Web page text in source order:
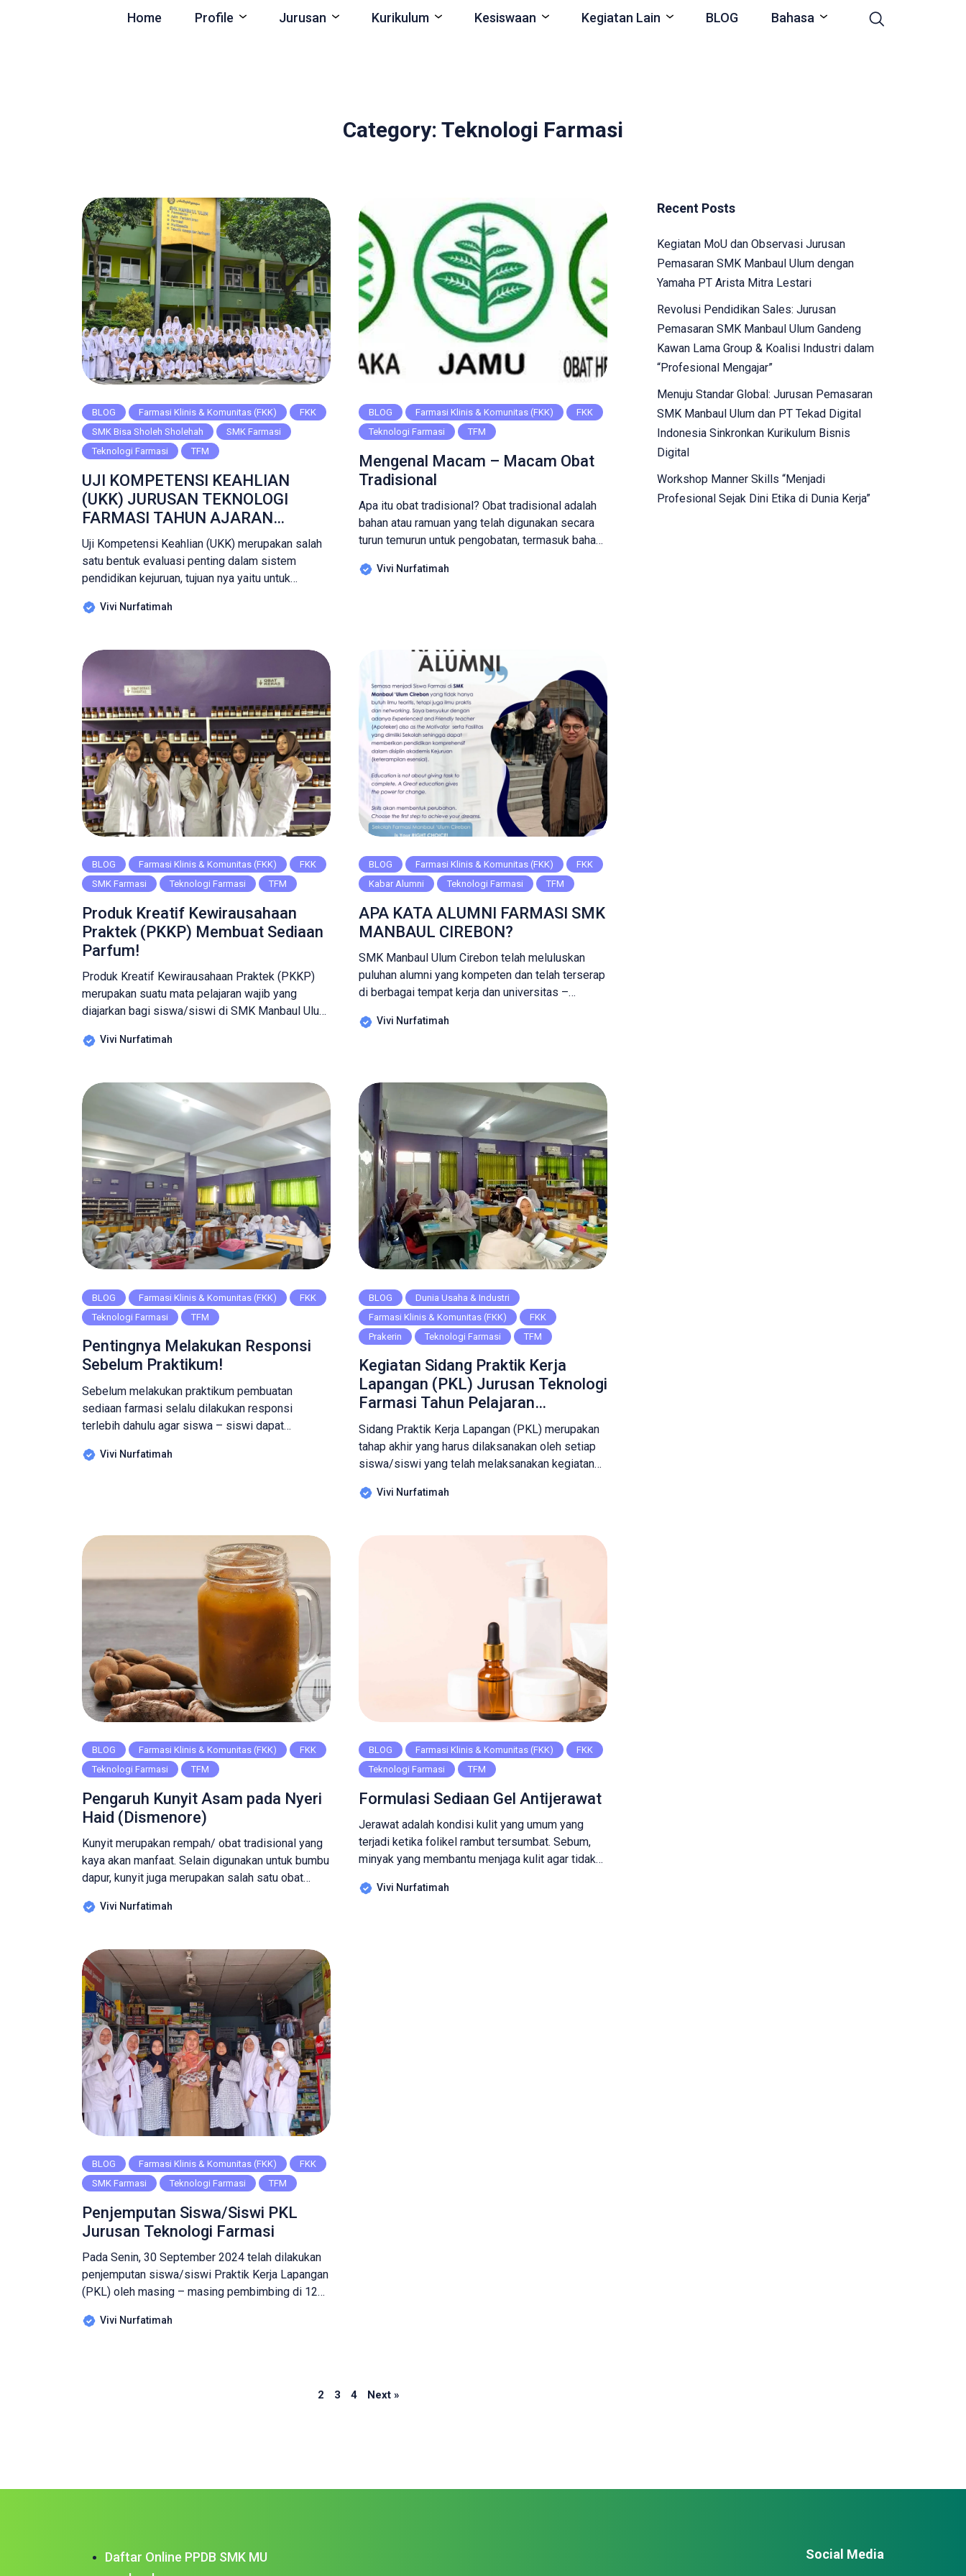
Home Profile Jurusan Kurikulum Kesiswaan Kegiatan Lain BLOG Bahasa
Category: Teknologi Farmasi
BLOG Farmasi Klinis & Komunitas (FKK)
FKK
SMK Bisa Sholeh Sholehah
SMK Farmasi
Teknologi Farmasi
TFM
UJI KOMPETENSI KEAHLIAN
(UKK) JURUSAN TEKNOLOGI
FARMASI TAHUN AJARAN
2024/2025
Uji Kompetensi Keahlian (UKK) merupakan salah
satu bentuk evaluasi penting dalam sistem
pendidikan kejuruan, tujuan nya yaitu untuk
masa pembelajaran. Pada Tahun Ajaran
Manbaul Ulum kembali menyelenggarakan UKK
sebagai langkah akhir dalam menilai kesiapan
siswa untuk terjun ke dunia kerja maupun
melanjutkan pendidikan ke […]
Vivi Nurfatimah
BLOG Farmasi Klinis & Komunitas (FKK)
FKK
Teknologi Farmasi
TFM
Mengenal Macam – Macam Obat
Tradisional
Apa itu obat tradisional? Obat tradisional adalah
bahan atau ramuan yang telah digunakan secara
turun temurun untuk pengobatan, termasuk bahan
(galenik), atau campuran dari bahan-bahan
seperti jamu. […]
Vivi Nurfatimah
BLOG Farmasi Klinis & Komunitas (FKK)
FKK
SMK Farmasi
Teknologi Farmasi TFM
Produk Kreatif Kewirausahaan
Praktek (PKKP) Membuat Sediaan
Parfum!
Produk Kreatif Kewirausahaan Praktek (PKKP)
merupakan suatu mata pelajaran wajib yang
diajarkan bagi siswa/siswi di SMK Manbaul Ulum
pelajaran ini memberikan wadah dan ruang bagi
dan inovasi untuk dapat berwirausaha. Di Sekolah
Menengah Kejuruan, selain memberi bekal
kepada siswa/siswi untuk belajar […]
Vivi Nurfatimah
BLOG Farmasi Klinis & Komunitas (FKK)
FKK
Kabar Alumni
Teknologi Farmasi TFM
APA KATA ALUMNI FARMASI SMK
MANBAUL CIREBON?
SMK Manbaul Ulum Cirebon telah meluluskan
puluhan alumni yang kompeten dan telah terserap
di berbagai tempat kerja dan universitas –
mereka yang berwirausaha/ memiliki perusahaan
sarana belajar yang sangat kompeten dalam
melakukan […]
Vivi Nurfatimah
BLOG Farmasi Klinis & Komunitas (FKK)
FKK
Teknologi Farmasi
TFM
Pentingnya Melakukan Responsi
Sebelum Praktikum!
Sebelum melakukan praktikum pembuatan
sediaan farmasi selalu dilakukan responsi
terlebih dahulu agar siswa – siswi dapat
praktikan. Apakah teman – teman sudah tau
Vivi Nurfatimah
BLOG
Dunia Usaha & Industri
Farmasi Klinis & Komunitas (FKK)
FKK
Prakerin
Teknologi Farmasi TFM
Kegiatan Sidang Praktik Kerja
Lapangan (PKL) Jurusan Teknologi
Farmasi Tahun Pelajaran
2024/2025
Sidang Praktik Kerja Lapangan (PKL) merupakan
tahap akhir yang harus dilaksanakan oleh setiap
siswa/siswi yang telah melaksanakan kegiatan
peserta yang telah mengikuti kegiatan PKL akan
yang telah mereka dapatkan selama PKL. Pada
tanggal 22 s/d 23 Oktober 2024, telah […]
Vivi Nurfatimah
BLOG Farmasi Klinis & Komunitas (FKK)
FKK
Teknologi Farmasi
TFM
Pengaruh Kunyit Asam pada Nyeri
Haid (Dismenore)
Kunyit merupakan rempah/ obat tradisional yang
kaya akan manfaat. Selain digunakan untuk bumbu
dapur, kunyit juga merupakan salah satu obat
dahulu oleh masyarakat untuk mengatasi berbagai
haid/ dismenore. Apa itu dismenore?
Dysmenorrhea atau dismenore dalam bahasa
indonesia berarti nyeri pada saat menstruasi.
Para wanita […]
Vivi Nurfatimah
BLOG Farmasi Klinis & Komunitas (FKK)
FKK
Teknologi Farmasi
TFM
Formulasi Sediaan Gel Antijerawat
Jerawat adalah kondisi kulit yang umum yang
terjadi ketika folikel rambut tersumbat. Sebum,
minyak yang membantu menjaga kulit agar tidak
pori. Jerawat biasanya muncul pada permukaan
Vivi Nurfatimah
BLOG Farmasi Klinis & Komunitas (FKK)
FKK
SMK Farmasi
Teknologi Farmasi TFM
Penjemputan Siswa/Siswi PKL
Jurusan Teknologi Farmasi
Pada Senin, 30 September 2024 telah dilakukan
penjemputan siswa/siswi Praktik Kerja Lapangan
(PKL) oleh masing – masing pembimbing di 12
tersebut dilakukan selama 2 bulan dimulai dari
Vivi Nurfatimah
PagePage
2 Page
3 Page
4 Next »
Recent Posts
Kegiatan MoU dan Observasi Jurusan
Pemasaran SMK Manbaul Ulum dengan
Yamaha PT Arista Mitra Lestari
Revolusi Pendidikan Sales: Jurusan
Pemasaran SMK Manbaul Ulum Gandeng
Kawan Lama Group & Koalisi Industri dalam
“Profesional Mengajar”
Menuju Standar Global: Jurusan Pemasaran
SMK Manbaul Ulum dan PT Tekad Digital
Indonesia Sinkronkan Kurikulum Bisnis
Digital
Workshop Manner Skills “Menjadi
Profesional Sejak Dini Etika di Dunia Kerja”
Daftar Online PPDB SMK MU
Social Media